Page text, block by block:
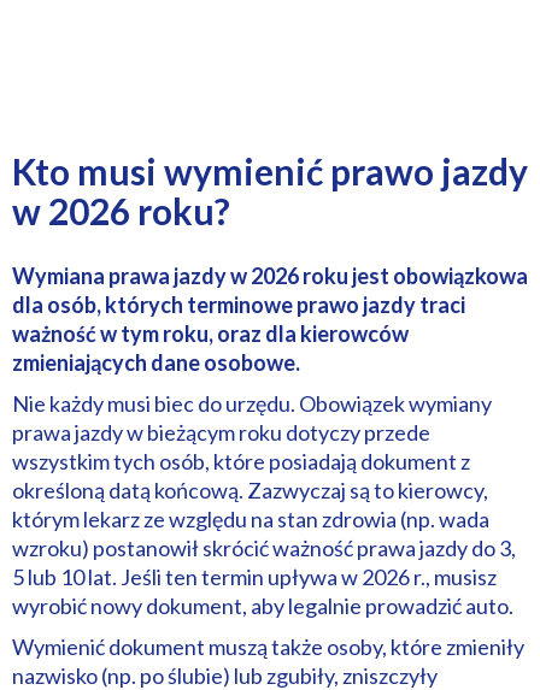
Kto musi wymienić prawo jazdy
w 2026 roku?
Wymiana prawa jazdy w 2026 roku jest obowiązkowa
dla osób, których terminowe prawo jazdy traci
ważność w tym roku, oraz dla kierowców
zmieniających dane osobowe.
Nie każdy musi biec do urzędu. Obowiązek wymiany
prawa jazdy w bieżącym roku dotyczy przede
wszystkim tych osób, które posiadają dokument z
określoną datą końcową. Zazwyczaj są to kierowcy,
którym lekarz ze względu na stan zdrowia (np. wada
wzroku) postanowił skrócić ważność prawa jazdy do 3,
5 lub 10 lat. Jeśli ten termin upływa w 2026 r., musisz
wyrobić nowy dokument, aby legalnie prowadzić auto.
Wymienić dokument muszą także osoby, które zmieniły
nazwisko (np. po ślubie) lub zgubiły, zniszczyły